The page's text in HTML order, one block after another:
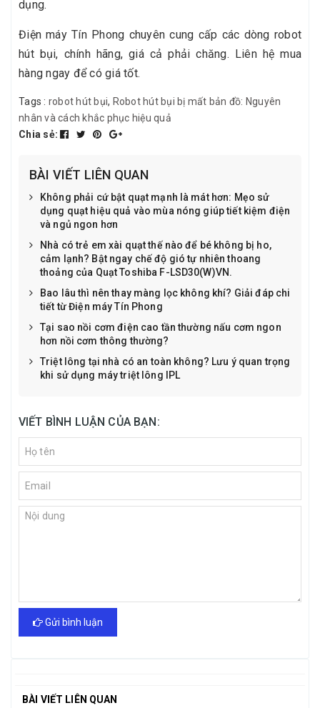
dụng.
Điện máy Tín Phong chuyên cung cấp các dòng robot
hút bụi, chính hãng, giá cả phải chăng. Liên hệ mua
hàng ngay để có giá tốt.
Tags : robot hút bụi, Robot hút bụi bị mất bản đồ: Nguyên
nhân và cách khắc phục hiệu quả
Chia sẻ:
BÀI VIẾT LIÊN QUAN
Không phải cứ bật quạt mạnh là mát hơn: Mẹo sử
dụng quạt hiệu quả vào mùa nóng giúp tiết kiệm điện
và ngủ ngon hơn
Nhà có trẻ em xài quạt thế nào để bé không bị ho,
cảm lạnh? Bật ngay chế độ gió tự nhiên thoang
thoảng của Quạt Toshiba F-LSD30(W)VN.
Bao lâu thì nên thay màng lọc không khí? Giải đáp chi
tiết từ Điện máy Tín Phong
Tại sao nồi cơm điện cao tần thường nấu cơm ngon
hơn nồi cơm thông thường?
Triệt lông tại nhà có an toàn không? Lưu ý quan trọng
khi sử dụng máy triệt lông IPL
VIẾT BÌNH LUẬN CỦA BẠN:
Gửi bình luận
BÀI VIẾT LIÊN QUAN